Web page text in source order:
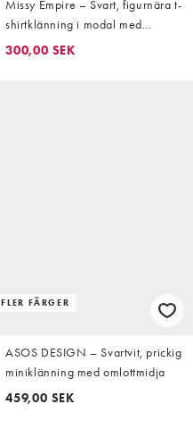
Missy Empire – Svart, figurnära t-
shirtklänning i modal med
klockärmar
300,00 SEK
FLER FÄRGER
ASOS DESIGN – Svartvit, prickig
miniklänning med omlottmidja
459,00 SEK